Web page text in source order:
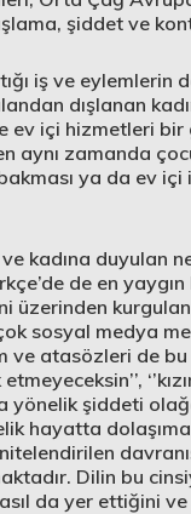
şiddet ve
iş ve
dışlanan
ev içi hizmetleri
zamanda
ya da ev
kadına duyulan
de en
sosyal medya
atasözleri de bu
yönelik şiddeti
hayatta
Dilin bu
da yer ettiğini